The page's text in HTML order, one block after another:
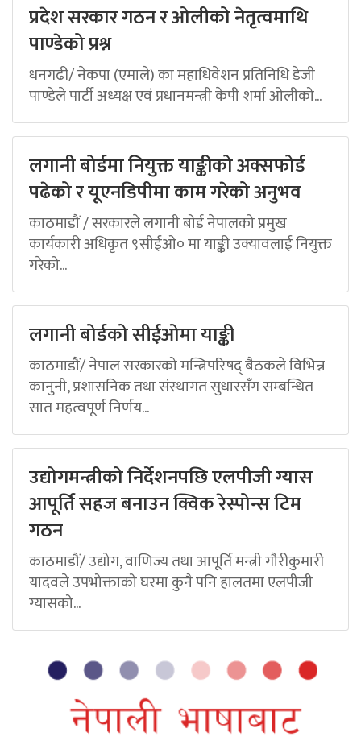
प्रदेश सरकार गठन र ओलीको नेतृत्वमाथि
पाण्डेको प्रश्न
धनगढी/ नेकपा (एमाले) का महाधिवेशन प्रतिनिधि डेजी
पाण्डेले पार्टी अध्यक्ष एवं प्रधानमन्त्री केपी शर्मा ओलीको...
लगानी बोर्डमा नियुक्त याङ्कीको अक्सफोर्ड
पढेको र यूएनडिपीमा काम गरेको अनुभव
काठमाडौं / सरकारले लगानी बोर्ड नेपालको प्रमुख
कार्यकारी अधिकृत ९सीईओ० मा याङ्की उक्यावलाई नियुक्त
गरेको...
लगानी बोर्डको सीईओमा याङ्की
काठमाडौं/ नेपाल सरकारको मन्त्रिपरिषद् बैठकले विभिन्न
कानुनी, प्रशासनिक तथा संस्थागत सुधारसँग सम्बन्धित
सात महत्वपूर्ण निर्णय...
उद्योगमन्त्रीको निर्देशनपछि एलपीजी ग्यास
आपूर्ति सहज बनाउन क्विक रेस्पोन्स टिम
गठन
काठमाडौं/ उद्योग, वाणिज्य तथा आपूर्ति मन्त्री गौरीकुमारी
यादवले उपभोक्ताको घरमा कुनै पनि हालतमा एलपीजी
ग्यासको...